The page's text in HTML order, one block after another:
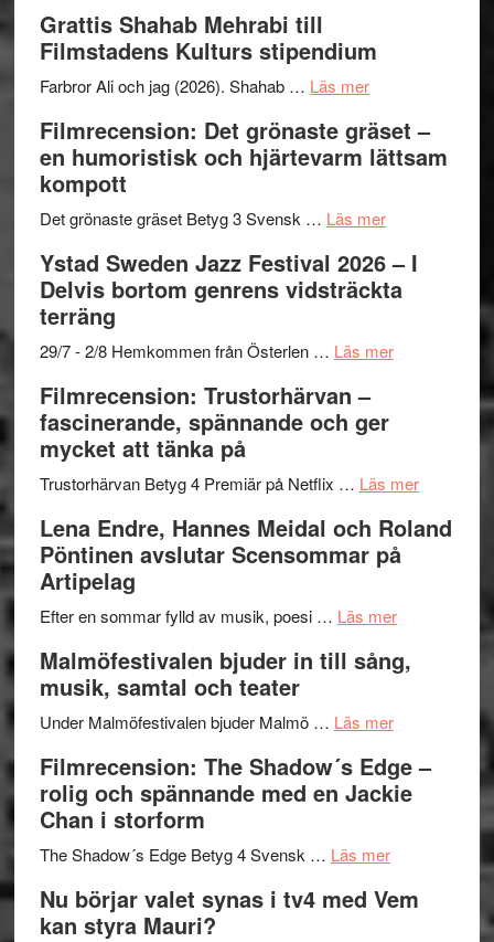
Files:
I
Want
Believe
–
Frankenshtey
med
Fox
och
Scully
West
presenterar
nya
titlar
årets
Grattis Shahab Mehrabi till
Filmstadens Kulturs stipendium
Farbror Ali och jag (2026). Shahab … Läs merom
Shahab
Mehrabi
Filmstadens
stipendium
Filmrecension: Det grönaste gräset –
en humoristisk och hjärtevarm lättsam
kompott
Det grönaste gräset Betyg 3 Svensk … Läs merom
Det
grönaste
–
och
lättsam
Ystad Sweden Jazz Festival 2026 – I
Delvis bortom genrens vidsträckta
terräng
29/7 - 2/8 Hemkommen från Österlen … Läs merom
2026
I
Delvis
genrens
terräng
Filmrecension: Trustorhärvan –
fascinerande, spännande och ger
mycket att tänka på
Trustorhärvan Betyg 4 Premiär på Netflix … Läs merom
på
Lena Endre, Hannes Meidal och Roland
Pöntinen avslutar Scensommar på
Artipelag
Efter en sommar fylld av musik, poesi … Läs merom
Endre,
Roland
Pöntinen
Artipelag
Malmöfestivalen bjuder in till sång,
musik, samtal och teater
Under Malmöfestivalen bjuder Malmö … Läs merom
bjuder
in
samtal
Filmrecension: The Shadow´s Edge –
rolig och spännande med en Jackie
Chan i storform
The Shadow´s Edge Betyg 4 Svensk … Läs merom
The
Nu börjar valet synas i tv4 med Vem
kan styra Mauri?